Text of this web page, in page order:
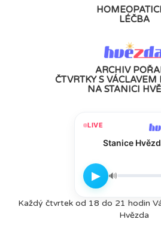
LÉČBA
ARCHIV
ČTVRTKY S
NA STANICI
LIVE
Stanice
▶ 🔊
Každý čtvrtek od 18 do 21 hodin
Hvězda